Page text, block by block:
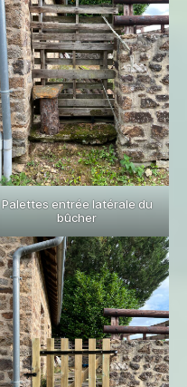
Palettes entrée latérale du
bûcher